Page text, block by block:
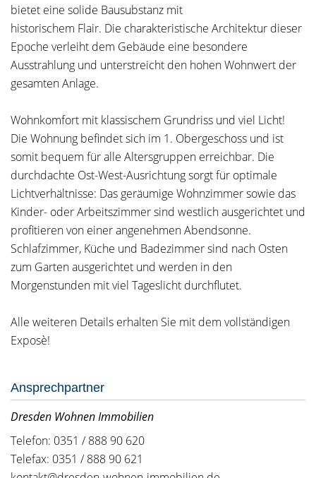
bietet eine solide Bausubstanz mit
historischem Flair. Die charakteristische Architektur dieser
Epoche verleiht dem Gebäude eine besondere
Ausstrahlung und unterstreicht den hohen Wohnwert der
gesamten Anlage.
Wohnkomfort mit klassischem Grundriss und viel Licht!
Die Wohnung befindet sich im 1. Obergeschoss und ist
somit bequem für alle Altersgruppen erreichbar. Die
durchdachte Ost-West-Ausrichtung sorgt für optimale
Lichtverhältnisse: Das geräumige Wohnzimmer sowie das
Kinder- oder Arbeitszimmer sind westlich ausgerichtet und
profitieren von einer angenehmen Abendsonne.
Schlafzimmer, Küche und Badezimmer sind nach Osten
zum Garten ausgerichtet und werden in den
Morgenstunden mit viel Tageslicht durchflutet.
Alle weiteren Details erhalten Sie mit dem vollständigen
Exposè!
Ansprechpartner
Dresden Wohnen Immobilien
Telefon: 0351 / 888 90 620
Telefax: 0351 / 888 90 621